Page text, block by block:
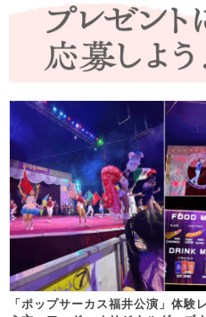
「ポップサーカス福井公演」体験